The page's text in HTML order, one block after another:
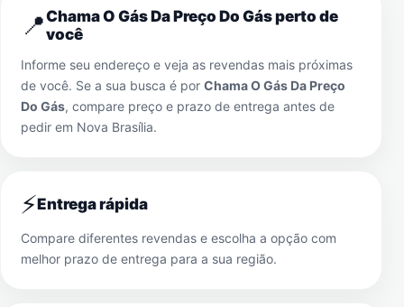
📍Chama O Gás Da Preço Do Gás perto de
você
Informe seu endereço e veja as revendas mais próximas
de você. Se a sua busca é por Chama O Gás Da Preço
Do Gás, compare preço e prazo de entrega antes de
pedir em Nova Brasília.
⚡Entrega rápida
Compare diferentes revendas e escolha a opção com
melhor prazo de entrega para a sua região.